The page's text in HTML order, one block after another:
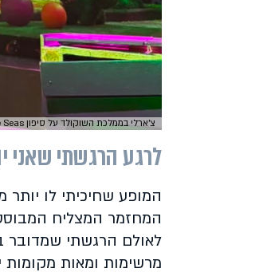
צ'ארלי בממלכת השוקולד על סיפון Legend of the Seas. צילום: מתן חצרוני
לרגע הרגשתי שאני
המחזמר המצליח
לאולם הרגשתי שמדובר
מרשימות ומאות